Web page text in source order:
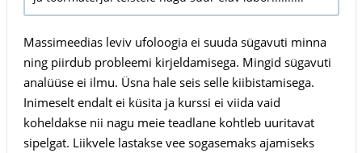
Massimeedias leviv ufoloogia ei suuda sügavuti minna
ning piirdub probleemi kirjeldamisega. Mingid sügavuti
analüüse ei ilmu. Üsna hale seis selle kiibistamisega.
Inimeselt endalt ei küsita ja kurssi ei viida vaid
koheldakse nii nagu meie teadlane kohtleb uuritavat
sipelgat. Liikvele lastakse vee sogasemaks ajamiseks